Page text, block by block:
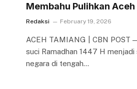
Membahu Pulihkan
Redaksi February 19, 2026
ACEH TAMIANG | CBN POST
suci Ramadhan 1447 H menjadi
negara di tengah…